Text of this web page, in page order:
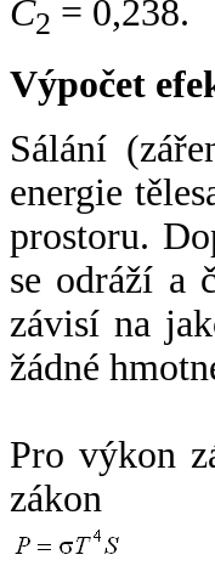
C2 = 0,238.
Výpočet
Sálání
energie
prostoru.
se odráží a
závisí na
žádné
Pro výkon
zákon